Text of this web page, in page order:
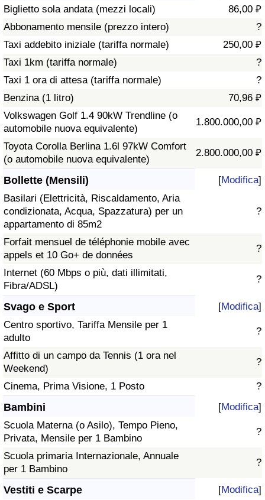
Biglietto sola andata (mezzi locali)
86,00 ₽
Abbonamento mensile (prezzo intero)
?
Taxi addebito iniziale (tariffa normale)
250,00 ₽
Taxi 1km (tariffa normale)
?
Taxi 1 ora di attesa (tariffa normale)
?
Benzina (1 litro)
70,96 ₽
Volkswagen Golf 1.4 90kW Trendline (o
automobile nuova equivalente)
1.800.000,00 ₽
Toyota Corolla Berlina 1.6l 97kW Comfort
(o automobile nuova equivalente)
2.800.000,00 ₽
Bollette (Mensili) [Modifica]
Basilari (Elettricità, Riscaldamento, Aria
condizionata, Acqua, Spazzatura) per un
appartamento di 85m2
?
Forfait mensuel de téléphonie mobile avec
appels et 10 Go+ de données
?
Internet (60 Mbps o più, dati illimitati,
Fibra/ADSL)
?
Svago e Sport [Modifica]
Centro sportivo, Tariffa Mensile per 1
adulto
?
Affitto di un campo da Tennis (1 ora nel
Weekend)
?
Cinema, Prima Visione, 1 Posto ?
Bambini [Modifica]
Scuola Materna (o Asilo), Tempo Pieno,
Privata, Mensile per 1 Bambino
?
Scuola primaria Internazionale, Annuale
per 1 Bambino
?
Vestiti e Scarpe [Modifica]